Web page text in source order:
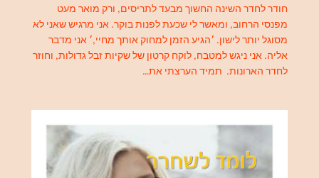
חודר לחדר השינה החשוך מבעד לתריסים, ורק מואר מעט
מפנסי הרחוב, ומאשר לי שכעת לפנות בוקר. אני מרגיש שאני לא
מסוגל יותר לישון. ׳הגיע הזמן למחוק אותך מחיי,׳ אני מדבר
אליה. אני ניגש למטבח, לוקח קרטון של שקיות זבל גדולות, וחוזר
לחדר הארונות. תמיד הערצתי את…